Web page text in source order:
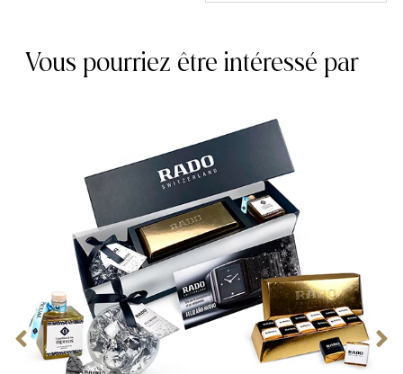
Vous pourriez être intéressé par